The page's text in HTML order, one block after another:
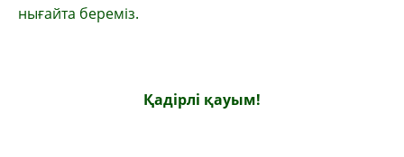
нығайта береміз.
Қадірлі қауым!